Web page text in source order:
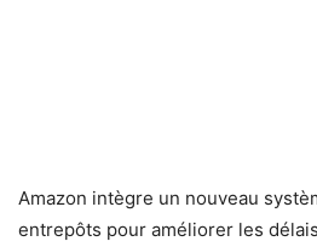
Amazon intègre un nouveau
entrepôts pour améliorer les